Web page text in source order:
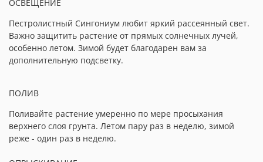
ОСВЕЩЕНИЕ
Пестролистный Сингониум любит яркий рассеянный свет.
Важно защитить растение от прямых солнечных лучей,
особенно летом. Зимой будет благодарен вам за
дополнительную подсветку.
ПОЛИВ
Поливайте растение умеренно по мере просыхания
верхнего слоя грунта. Летом пару раз в неделю, зимой
реже - один раз в неделю.